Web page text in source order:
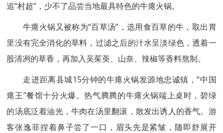
追“村超”，少不了品尝当地最具特色的牛瘪火锅。
牛瘪火锅又被称为“百草汤”，选用食百草的牛，取出胃
里没有完全消化的草料，过滤之后的汁水呈淡绿色，透着一
股清冽的草香，再加入吴茱萸、山奈、辣椒等香料熬制。
走进距离县城15分钟的牛瘪火锅发源地忠诚镇，“中国
瘪王”餐馆十分火爆。热气腾腾的牛瘪火锅端上桌时，碧绿
的汤底泛着油光，牛肉在汤里翻滚，散发出诱人的香气。游
客张逸菲捏着鼻子尝了一口，眉头先是紧皱，随即舒展开